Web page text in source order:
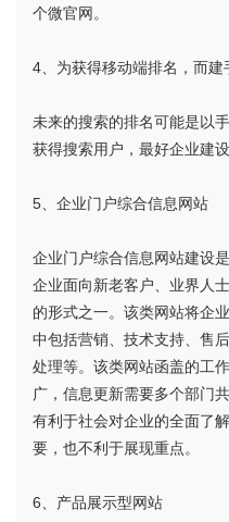
个微官网。
4、为获得移动端排名，而建
未来的搜索的排名可能是以
获得搜索用户，最好企业建设
5、企业门户综合信息网站
企业门户综合信息网站建设
企业面向新老客户、业界人
的形式之一。该类网站将企
中包括营销、技术支持、售
处理等。该类网站函盖的工
广，信息更新需要多个部门
有利于社会对企业的全面了
要，也不利于展现重点。
6、产品展示型网站